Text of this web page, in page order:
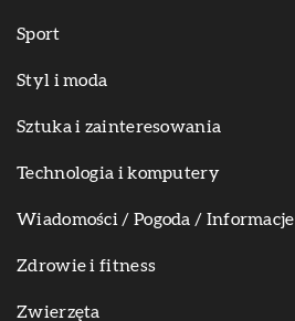
Sport
Styl i moda
Sztuka i zainteresowania
Technologia i komputery
Wiadomości / Pogoda / Informacje
Zdrowie i fitness
Zwierzęta